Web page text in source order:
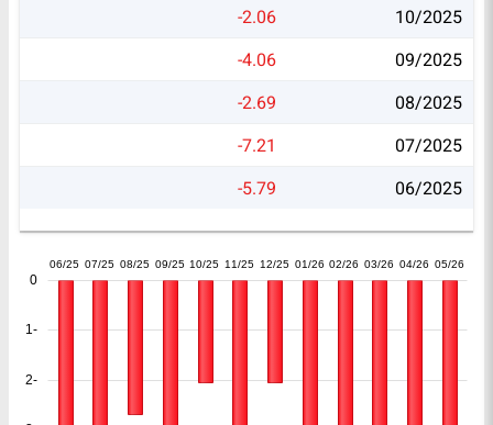
10/2025
-2.06
09/2025
-4.06
08/2025
-2.69
07/2025
-7.21
06/2025
-5.79
06/25 07/25 08/25 09/25 10/25 11/25 12/25 01/26 02/26 03/26 04/26 05/26
-2
-1
0